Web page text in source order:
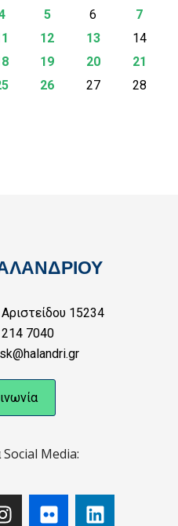
5 6
7
12 13
14
19 20
21
26 27
28
15234
7040
Media: